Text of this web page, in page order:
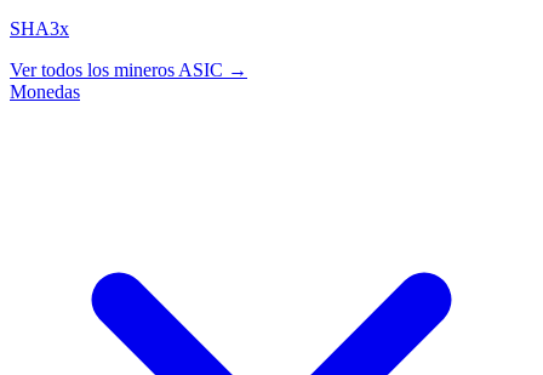
SHA3x
Ver todos los mineros ASIC →
Monedas